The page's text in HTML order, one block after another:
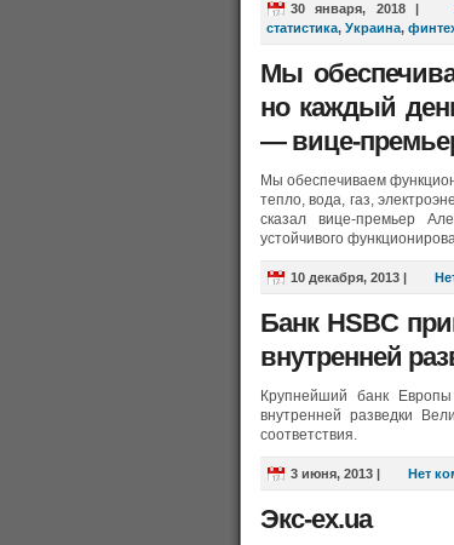
30 января, 2018|
статистика, Украина,
Мы
но каждый
— вице-
Мы обеспечиваем
тепло, вода, газ,
сказал вице-премьер
устойчивого
10 декабря, 2013|
Банк HSBC
внутренней
Крупнейший банк
внутренней разведки
соответствия.
3 июня, 2013| Нет
Экс-ex.ua